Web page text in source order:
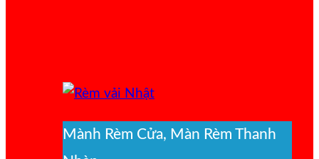
Mành Rèm Cửa, Màn Rèm Thanh